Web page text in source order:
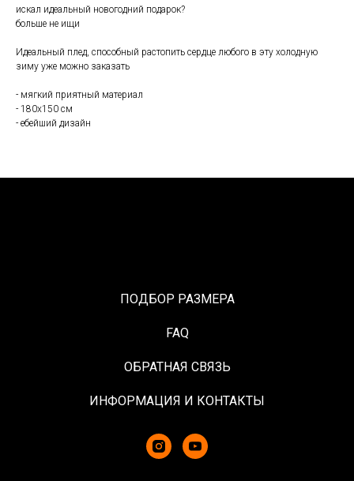
искал идеальный новогодний подарок?
больше не ищи
Идеальный плед, способный растопить сердце любого в эту холодную
зиму уже можно заказать
- мягкий приятный материал
- 180х150 см
- ебейший дизайн
ПОДБОР РАЗМЕРА
FAQ
ОБРАТНАЯ СВЯЗЬ
ИНФОРМАЦИЯ И КОНТАКТЫ